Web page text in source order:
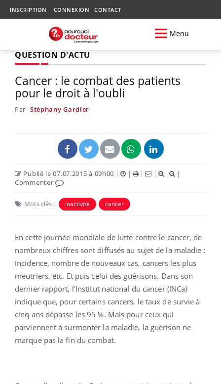
INSCRIPTION CONNEXION CONTACT
Menu
QUESTION D'ACTU
Cancer : le combat des patients
pour le droit à l'oubli
Par Stéphany Gardier
Publié le 07.07.2015 à 09h00 | | | |
|
Commenter
Mots clés : inactivité cancer
En cette journée mondiale de lutte contre le cancer, de
nombreux chiffres sont diffusés au sujet de la maladie :
incidence, nombre de nouveaux cas, cancers les plus
meutriers, etc. Et puis celui des guérisons. Dans son
dernier rapport, l'Institut national du cancer (INCa)
indique que, pour certains cancers, le taux de survie à
cinq ans dépasse les 95 %. Mais pour ceux qui
parviennent à surmonter la maladie, la guérison ne
marque pas la fin du combat.